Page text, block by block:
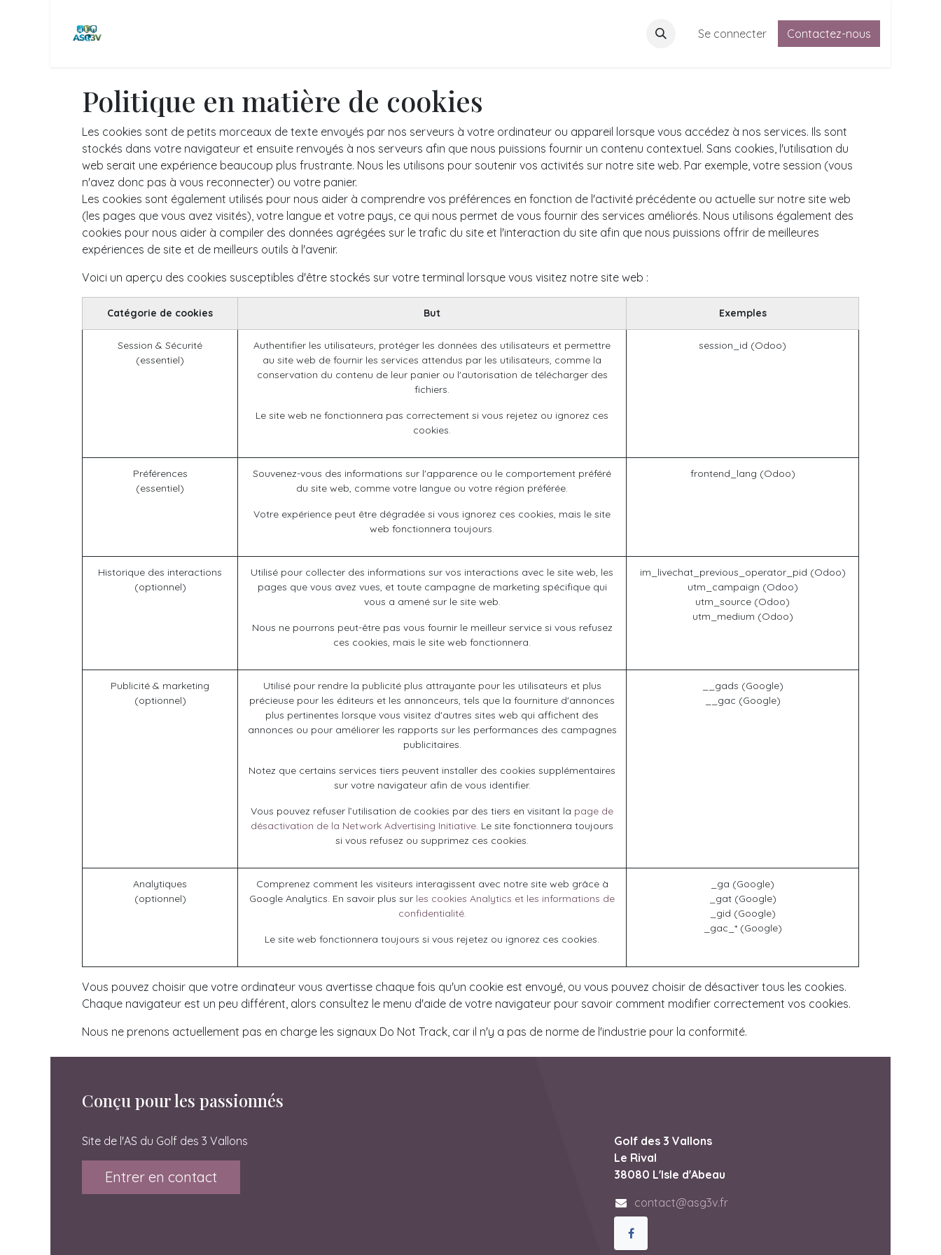
Adhésion Contactez-nous Forum des adhérents
Se connecter Contactez-nous
Politique en matière de cookies
Les cookies sont de petits morceaux de texte envoyés par nos serveurs à votre ordinateur ou appareil lorsque vous accédez à nos services. Ils sont
stockés dans votre navigateur et ensuite renvoyés à nos serveurs afin que nous puissions fournir un contenu contextuel. Sans cookies, l'utilisation du
web serait une expérience beaucoup plus frustrante. Nous les utilisons pour soutenir vos activités sur notre site web. Par exemple, votre session (vous
n'avez donc pas à vous reconnecter) ou votre panier.
Les cookies sont également utilisés pour nous aider à comprendre vos préférences en fonction de l'activité précédente ou actuelle sur notre site web
(les pages que vous avez visités), votre langue et votre pays, ce qui nous permet de vous fournir des services améliorés. Nous utilisons également des
cookies pour nous aider à compiler des données agrégées sur le trafic du site et l'interaction du site afin que nous puissions offrir de meilleures
expériences de site et de meilleurs outils à l'avenir.
Voici un aperçu des cookies susceptibles d'être stockés sur votre terminal lorsque vous visitez notre site web :
Catégorie de cookies But Exemples
Session & Sécurité
(essentiel)
Authentifier les utilisateurs, protéger les données des utilisateurs et permettre
au site web de fournir les services attendus par les utilisateurs, comme la
conservation du contenu de leur panier ou l'autorisation de télécharger des
fichiers.
Le site web ne fonctionnera pas correctement si vous rejetez ou ignorez ces
cookies.
session_id (Odoo)
Préférences
(essentiel)
Souvenez-vous des informations sur l'apparence ou le comportement préféré
du site web, comme votre langue ou votre région préférée.
Votre expérience peut être dégradée si vous ignorez ces cookies, mais le site
web fonctionnera toujours.
frontend_lang (Odoo)
Historique des interactions
(optionnel)
Utilisé pour collecter des informations sur vos interactions avec le site web, les
pages que vous avez vues, et toute campagne de marketing spécifique qui
vous a amené sur le site web.
Nous ne pourrons peut-être pas vous fournir le meilleur service si vous refusez
ces cookies, mais le site web fonctionnera.
im_livechat_previous_operator_pid (Odoo)
utm_campaign (Odoo)
utm_source (Odoo)
utm_medium (Odoo)
Publicité & marketing
(optionnel)
Utilisé pour rendre la publicité plus attrayante pour les utilisateurs et plus
précieuse pour les éditeurs et les annonceurs, tels que la fourniture d'annonces
plus pertinentes lorsque vous visitez d'autres sites web qui affichent des
annonces ou pour améliorer les rapports sur les performances des campagnes
publicitaires.
Notez que certains services tiers peuvent installer des cookies supplémentaires
sur votre navigateur afin de vous identifier.
Vous pouvez refuser l’utilisation de cookies par des tiers en visitant la page de
désactivation de la Network Advertising Initiative. Le site fonctionnera toujours
si vous refusez ou supprimez ces cookies.
__gads (Google)
__gac (Google)
Analytiques
(optionnel)
Comprenez comment les visiteurs interagissent avec notre site web grâce à
Google Analytics. En savoir plus sur les cookies Analytics et les informations de
confidentialité.
Le site web fonctionnera toujours si vous rejetez ou ignorez ces cookies.
_ga (Google)
_gat (Google)
_gid (Google)
_gac_* (Google)
Vous pouvez choisir que votre ordinateur vous avertisse chaque fois qu'un cookie est envoyé, ou vous pouvez choisir de désactiver tous les cookies.
Chaque navigateur est un peu différent, alors consultez le menu d'aide de votre navigateur pour savoir comment modifier correctement vos cookies.
Nous ne prenons actuellement pas en charge les signaux Do Not Track, car il n'y a pas de norme de l'industrie pour la conformité.
Conçu pour les passionnés
Site de l'AS du Golf des 3 Vallons
Entrer en contact
Golf des 3 Vallons
Le Rival
38080 L'Isle d'Abeau
contact@asg3v.fr